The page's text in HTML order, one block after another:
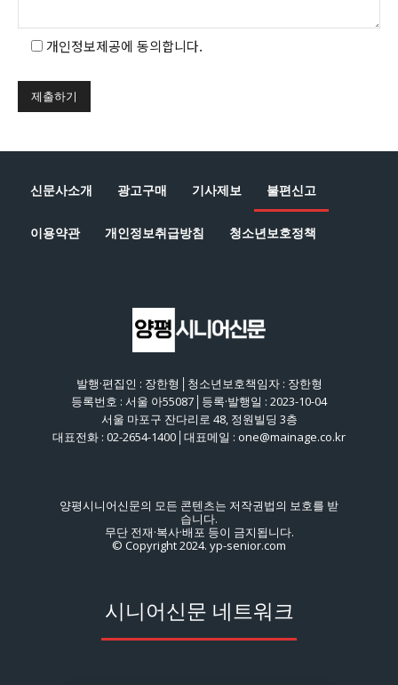
개인정보제공에 동의합니다.
신문사소개 광고구매 기사제보 불편신고
이용약관 개인정보취급방침 청소년보호정책
발행·편집인 : 장한형│청소년보호책임자 : 장한형
등록번호 : 서울 아55087│등록·발행일 : 2023-10-04
서울 마포구 잔다리로 48, 정원빌딩 3층
대표전화 : 02-2654-1400│대표메일 : one@mainage.co.kr
양평시니어신문의 모든 콘텐츠는 저작권법의 보호를 받
습니다.
무단 전재·복사·배포 등이 금지됩니다.
© Copyright 2024. yp-senior.com
시니어신문 네트워크